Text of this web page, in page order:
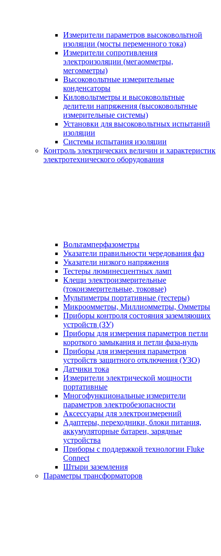
Измерители параметров высоковольтной
изоляции (мосты переменного тока)
Измерители сопротивления
электроизоляции (мегаомметры,
мегомметры)
Высоковольтные измерительные
конденсаторы
Киловольтметры и высоковольтные
делители напряжения (высоковольтные
измерительные системы)
Установки для высоковольтных испытаний
изоляции
Системы испытания изоляции
Контроль электрических величин и характеристик
электротехнического оборудования
Вольтамперфазометры
Указатели правильности чередования фаз
Указатели низкого напряжения
Тестеры люминесцентных ламп
Клещи электроизмерительные
(токоизмерительные, токовые)
Мультиметры портативные (тестеры)
Микроомметры, Миллиомметры, Омметры
Приборы контроля состояния заземляющих
устройств (ЗУ)
Приборы для измерения параметров петли
короткого замыкания и петли фаза-нуль
Приборы для измерения параметров
устройств защитного отключения (УЗО)
Датчики тока
Измерители электрической мощности
портативные
Многофункциональные измерители
параметров электробезопасности
Аксессуары для электроизмерений
Адаптеры, переходники, блоки питания,
аккумуляторные батареи, зарядные
устройства
Приборы с поддержкой технологии Fluke
Connect
Штыри заземления
Параметры трансформаторов